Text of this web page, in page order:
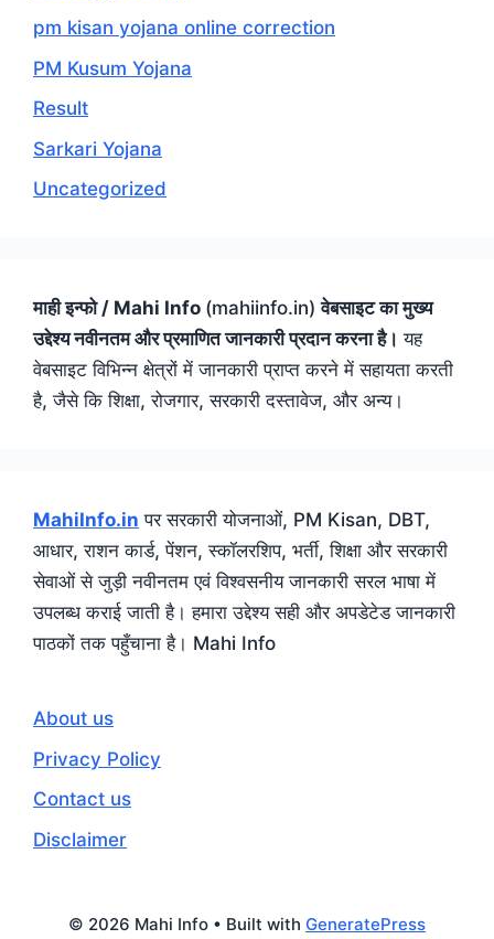
pm kisan yojana online correction
PM Kusum Yojana
Result
Sarkari Yojana
Uncategorized
माही इन्फो / Mahi Info (mahiinfo.in)वेबसाइट का मुख्य
उद्देश्य नवीनतम और प्रमाणित जानकारी प्रदान करना है। यह
वेबसाइट विभिन्न क्षेत्रों में जानकारी प्राप्त करने में सहायता करती
है, जैसे कि शिक्षा, रोजगार, सरकारी दस्तावेज, और अन्य।
MahiInfo.in पर सरकारी योजनाओं, PM Kisan, DBT,
आधार, राशन कार्ड, पेंशन, स्कॉलरशिप, भर्ती, शिक्षा और सरकारी
सेवाओं से जुड़ी नवीनतम एवं विश्वसनीय जानकारी सरल भाषा में
उपलब्ध कराई जाती है। हमारा उद्देश्य सही और अपडेटेड जानकारी
पाठकों तक पहुँचाना है। Mahi Info
About us
Privacy Policy
Contact us
Disclaimer
© 2026 Mahi Info • Built with GeneratePress